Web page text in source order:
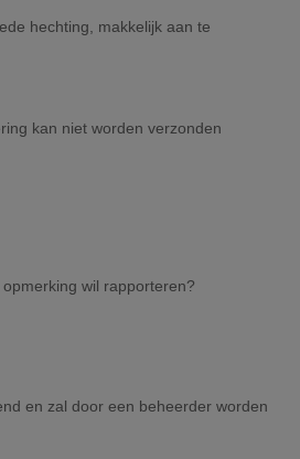
hechting, makkelijk aan te
kan niet worden verzonden
wil rapporteren?
en zal door een beheerder worden